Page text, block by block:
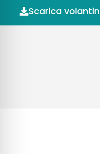
Scarica